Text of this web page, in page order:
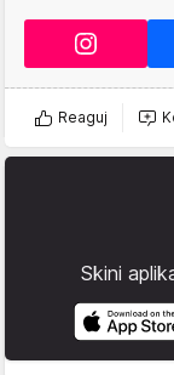
Reaguj
Skini